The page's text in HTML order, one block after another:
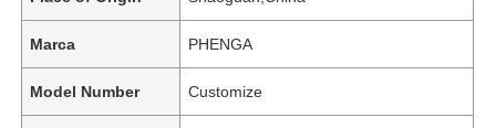
Marca PHENGA
Model Number Customize